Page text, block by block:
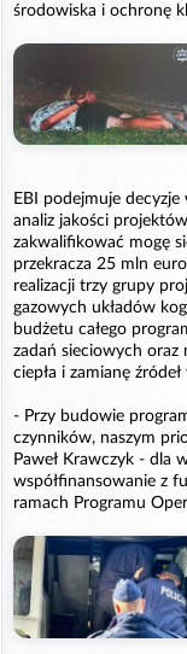
środowiska i ochronę
EBI podejmuje
analiz jakości
zakwalifikować mogę
przekracza 25 mln
realizacji trzy grupy
gazowych układów
budżetu całego
zadań sieciowych oraz
ciepła i zamianę
- Przy budowie
czynników, naszym
Paweł Krawczyk - dla
współfinansowanie z
ramach Programu